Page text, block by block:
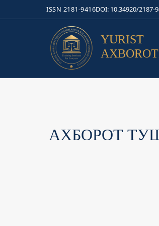
ISSN 2181-9416DOI: 10.34920/2187-
YURIST
АХБОРОТ